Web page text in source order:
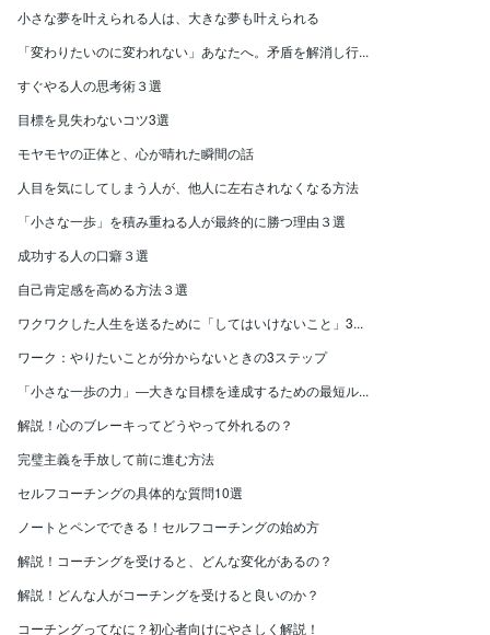
小さな夢を叶えられる人は、大きな夢も叶えられる
「変わりたいのに変われない」あなたへ。矛盾を解消し行...
すぐやる人の思考術３選
目標を見失わないコツ3選
モヤモヤの正体と、心が晴れた瞬間の話
人目を気にしてしまう人が、他人に左右されなくなる方法
「小さな一歩」を積み重ねる人が最終的に勝つ理由３選
成功する人の口癖３選
自己肯定感を高める方法３選
ワクワクした人生を送るために「してはいけないこと」3...
ワーク：やりたいことが分からないときの3ステップ
「小さな一歩の力」―大きな目標を達成するための最短ル...
解説！心のブレーキってどうやって外れるの？
完璧主義を手放して前に進む方法
セルフコーチングの具体的な質問10選
ノートとペンでできる！セルフコーチングの始め方
解説！コーチングを受けると、どんな変化があるの？
解説！どんな人がコーチングを受けると良いのか？
コーチングってなに？初心者向けにやさしく解説！